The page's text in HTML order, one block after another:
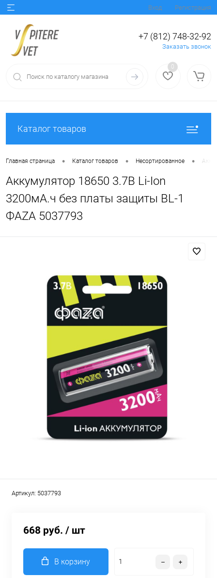
Вход Регистрация
+7 (812) 748-32-92
Заказать звонок
0
Каталог товаров
Главная страница • Каталог товаров • Несортированное •
Аккумулятор 18650 3.7В Li-Ion
3200мА.ч без платы защиты BL-1
ФАZА 5037793
Артикул: 5037793
668 руб. / шт
В корзину